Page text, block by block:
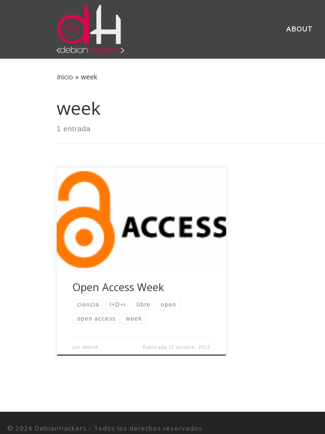
Saltar al contenido
ABOUT
Inicio » week
week
1 entrada
Si sois lectores habituales del sitio, estaréis
familiarizados con los conceptos de software
libre, conocimiento abierto y datos abiertos y
con lo conveniente de su uso para la difusión y
generación de conocimiento. El concepto de
Open Access (acceso abierto), a su vez, gira en
torno a éstos y defiende […]
Open Access Week
ciencia I+D+i libre open
open access week
pordebish Publicada 22 octubre, 2012
© 2026 DebianHackers – Todos los derechos reservados